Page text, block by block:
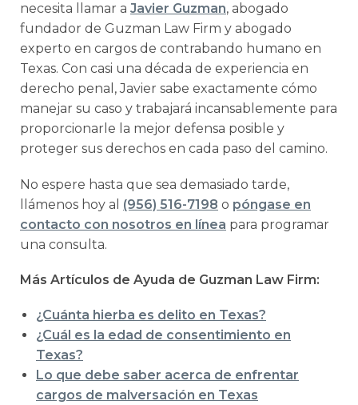
necesita llamar a Javier Guzman, abogado
fundador de Guzman Law Firm y abogado
experto en cargos de contrabando humano en
Texas. Con casi una década de experiencia en
derecho penal, Javier sabe exactamente cómo
manejar su caso y trabajará incansablemente para
proporcionarle la mejor defensa posible y
proteger sus derechos en cada paso del camino.
No espere hasta que sea demasiado tarde,
llámenos hoy al (956) 516-7198 o póngase en
contacto con nosotros en línea para programar
una consulta.
Más Artículos de Ayuda de Guzman Law Firm:
¿Cuánta hierba es delito en Texas?
¿Cuál es la edad de consentimiento en
Texas?
Lo que debe saber acerca de enfrentar
cargos de malversación en Texas